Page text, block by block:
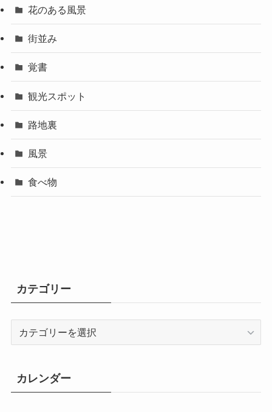
花のある風景
街並み
覚書
観光スポット
路地裏
風景
食べ物
カテゴリー
ー
カレンダー